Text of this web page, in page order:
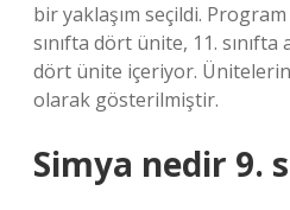
bir yaklaşım seçildi. Program
sınıfta dört ünite, 11. sınıfta
dört ünite içeriyor. Ünitelerin
olarak gösterilmiştir.
Simya nedir 9.